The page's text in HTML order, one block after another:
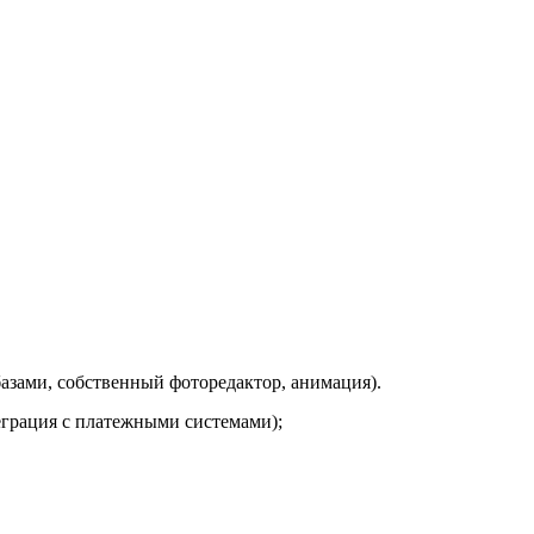
собственный фоторедактор, анимация).
с платежными системами);